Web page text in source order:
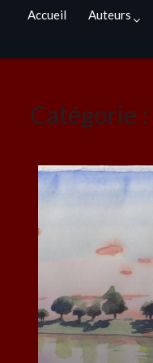
Accueil Auteurs
Catégorie :